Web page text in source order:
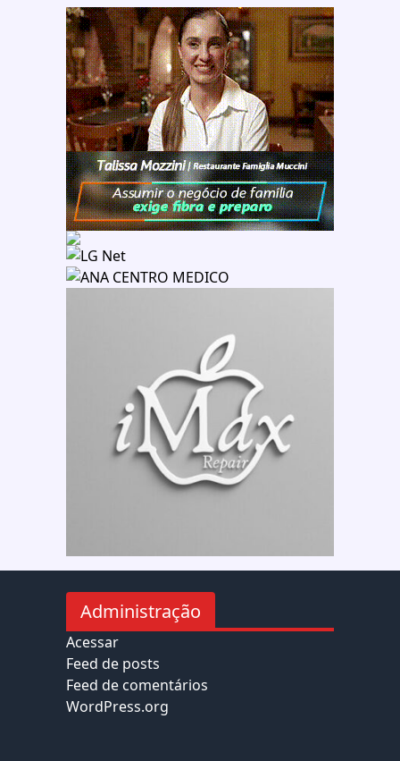
Administração
Acessar
Feed de posts
Feed de comentários
WordPress.org